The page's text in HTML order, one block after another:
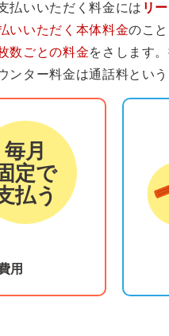
払いいただく料金には リ
いいただく本体料金のこ
数ごとの料金をさします
ンター料金は通話料とい
毎月
定で
払う
用